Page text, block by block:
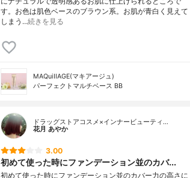
す。お色は肌色ベースのブラウン系。お肌が青白く見えて
しまう…続きを見る
MAQuiIIAGE(マキアージュ)
パーフェクトマルチベース BB
ドラッグストアコスメ×インナービューティ…
花月 あやか
3.00
初めて使った時にファンデーション並のカバ...
初めて使った時にファンデーション並のカバー力の高さに